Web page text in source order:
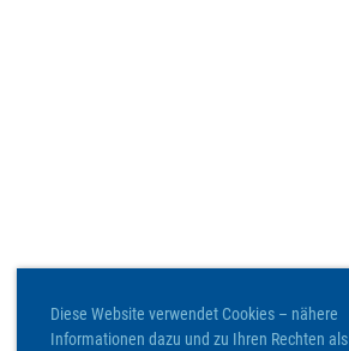
Diese Website verwendet Cookies – nähere
Informationen dazu und zu Ihren Rechten als